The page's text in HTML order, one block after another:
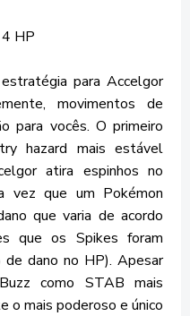
HP
para Accelgor
movimentos de
para vocês. O primeiro
hazard mais estável
atira espinhos no
vez que um Pokémon
que varia de acordo
que os Spikes foram
dano no HP). Apesar
como STAB mais
o mais poderoso e único